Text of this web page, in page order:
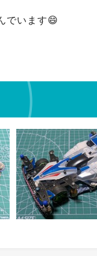
でいます😄